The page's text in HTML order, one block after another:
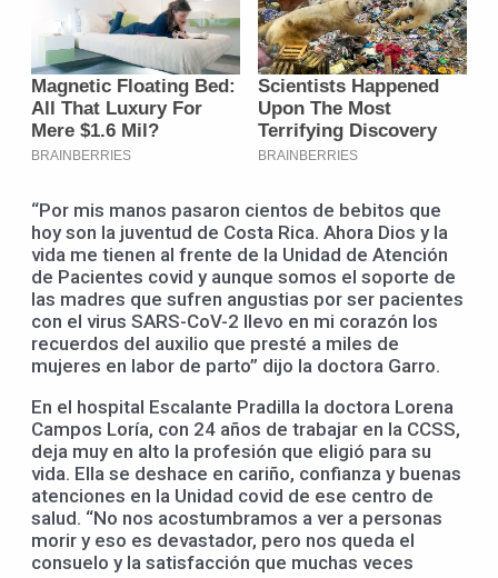
“Por mis manos pasaron cientos de bebitos que
hoy son la juventud de Costa Rica. Ahora Dios y la
vida me tienen al frente de la Unidad de Atención
de Pacientes covid y aunque somos el soporte de
las madres que sufren angustias por ser pacientes
con el virus SARS-CoV-2 llevo en mi corazón los
recuerdos del auxilio que presté a miles de
mujeres en labor de parto” dijo la doctora Garro.
En el hospital Escalante Pradilla la doctora Lorena
Campos Loría, con 24 años de trabajar en la CCSS,
deja muy en alto la profesión que eligió para su
vida. Ella se deshace en cariño, confianza y buenas
atenciones en la Unidad covid de ese centro de
salud. “No nos acostumbramos a ver a personas
morir y eso es devastador, pero nos queda el
consuelo y la satisfacción que muchas veces